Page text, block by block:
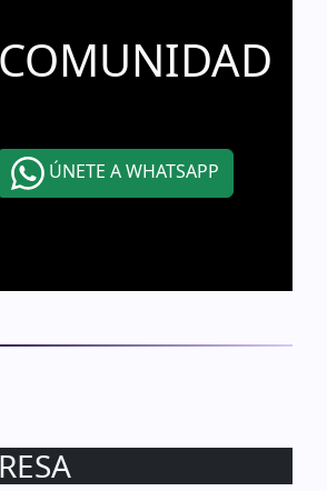
ÚNETE A WHATSAPP